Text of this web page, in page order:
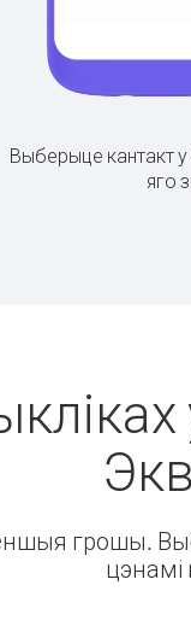
Выберыце кантакт у
яго
грошы.
цэнамі